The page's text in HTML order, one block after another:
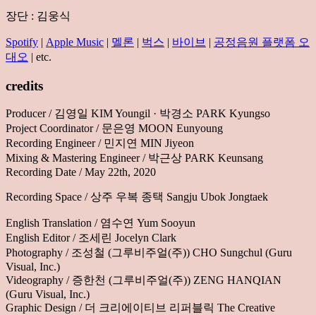
장단 : 김웅식
Spotify | Apple Music | 멜론 | 벅스 | 바이브 | 공정음원 플랫폼 오
대오 | etc.
credits
Producer / 김영일 KIM Youngil · 박경소 PARK Kyungso
Project Coordinator / 문은영 MOON Eunyoung
Recording Engineer / 민지연 MIN Jiyeon
Mixing & Mastering Engineer / 박근상 PARK Keunsang
Recording Date / May 22th, 2020
Recording Space / 상주 우복 종택 Sangju Ubok Jongtaek
English Translation / 염수연 Yum Sooyun
English Editor / 조세린 Jocelyn Clark
Photography / 조성철 (그루비주얼(주)) CHO Sungchul (Guru
Visual, Inc.)
Videography / 증한천 (그루비주얼(주)) ZENG HANQIAN
(Guru Visual, Inc.)
Graphic Design / 더 크리에이티브 리퍼블릭 The Creative